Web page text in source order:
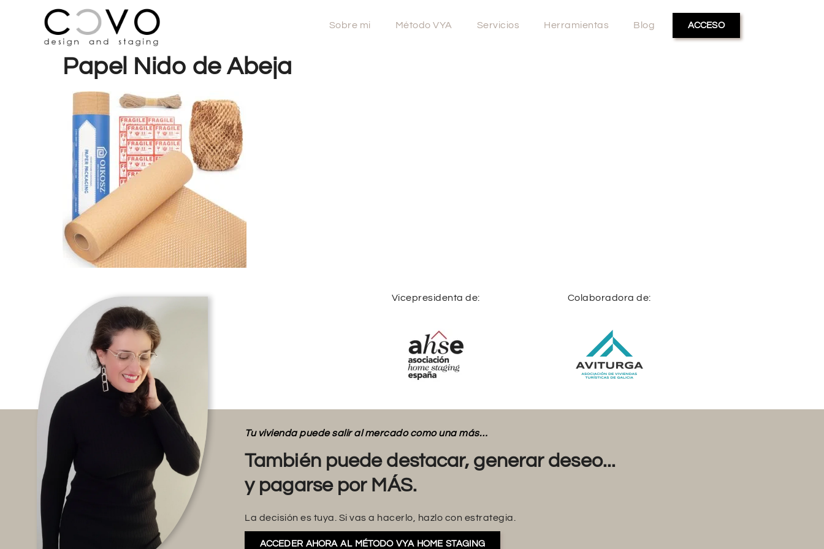
Sobre mi Método VYA Servicios Herramientas Blog ACCESO
Papel Nido de Abeja
Vicepresidenta de: Colaboradora de:
Tu vivienda puede salir al mercado como una más…
También puede destacar, generar deseo...
y pagarse por MÁS.
La decisión es tuya. Si vas a hacerlo, hazlo con estrategia.
ACCEDER AHORA AL MÉTODO VYA HOME STAGING